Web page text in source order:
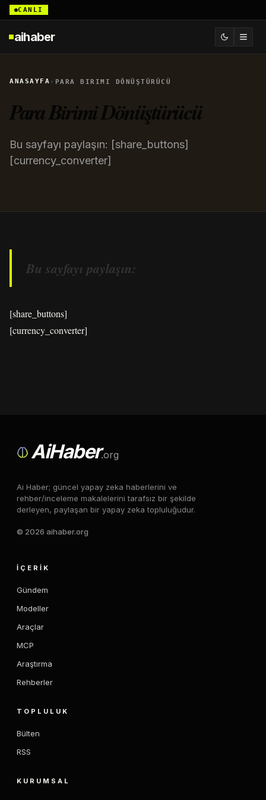
CANLI
aihaber
ANASAYFA › PARA BIRIMI DÖNÜŞTÜRÜCÜ
Para Birimi Dönüştürücü
Bu sayfayı paylaşın: [share_buttons]
[currency_converter]
Bu sayfayı paylaşın:
[share_buttons]
[currency_converter]
AiHaber.org
Ai Haber; güncel yapay zeka haberlerini ve
rehber/inceleme makalelerini tarafsız bir şekilde
derleyen, paylaşan bir yapay zeka topluluğudur.
© 2026 aihaber.org
İÇERIK
Gündem
Modeller
Araçlar
MCP
Araştırma
Rehberler
TOPLULUK
Bülten
RSS
KURUMSAL